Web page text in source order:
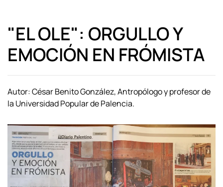
"EL OLE": ORGULLO Y
EMOCIÓN EN FRÓMISTA
Autor: César Benito González, Antropólogo y profesor de
la Universidad Popular de Palencia.